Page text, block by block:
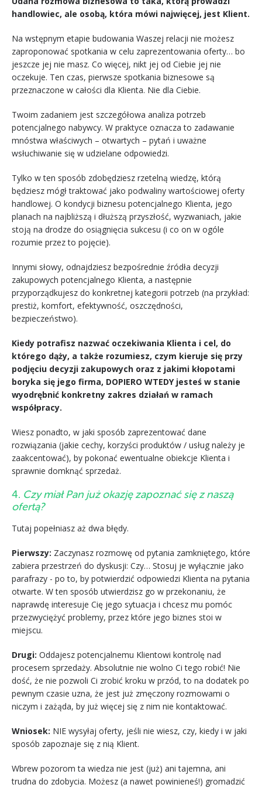
handlowiec, ale osobą, która mówi najwięcej, jest Klient.
Na wstępnym etapie budowania Waszej relacji nie możesz
zaproponować spotkania w celu zaprezentowania oferty… bo
jeszcze jej nie masz. Co więcej, nikt jej od Ciebie jej nie
oczekuje. Ten czas, pierwsze spotkania biznesowe są
przeznaczone w całości dla Klienta. Nie dla Ciebie.
Twoim zadaniem jest szczegółowa analiza potrzeb
potencjalnego nabywcy. W praktyce oznacza to zadawanie
mnóstwa właściwych – otwartych – pytań i uważne
wsłuchiwanie się w udzielane odpowiedzi.
Tylko w ten sposób zdobędziesz rzetelną wiedzę, którą
będziesz mógł traktować jako podwaliny wartościowej oferty
handlowej. O kondycji biznesu potencjalnego Klienta, jego
planach na najbliższą i dłuższą przyszłość, wyzwaniach, jakie
stoją na drodze do osiągnięcia sukcesu (i co on w ogóle
rozumie przez to pojęcie).
Innymi słowy, odnajdziesz bezpośrednie źródła decyzji
zakupowych potencjalnego Klienta, a następnie
przyporządkujesz do konkretnej kategorii potrzeb (na przykład:
prestiż, komfort, efektywność, oszczędności,
bezpieczeństwo).
Kiedy potrafisz nazwać oczekiwania Klienta i cel, do
którego dąży, a także rozumiesz, czym kieruje się przy
podjęciu decyzji zakupowych oraz z jakimi kłopotami
boryka się jego firma, DOPIERO WTEDY jesteś w stanie
wyodrębnić konkretny zakres działań w ramach
współpracy.
Wiesz ponadto, w jaki sposób zaprezentować dane
rozwiązania (jakie cechy, korzyści produktów / usług należy je
zaakcentować), by pokonać ewentualne obiekcje Klienta i
sprawnie domknąć sprzedaż.
4. Czy miał Pan już okazję zapoznać się z naszą
ofertą?
Tutaj popełniasz aż dwa błędy.
Pierwszy: Zaczynasz rozmowę od pytania zamkniętego, które
zabiera przestrzeń do dyskusji: Czy… Stosuj je wyłącznie jako
parafrazy - po to, by potwierdzić odpowiedzi Klienta na pytania
otwarte. W ten sposób utwierdzisz go w przekonaniu, że
naprawdę interesuje Cię jego sytuacja i chcesz mu pomóc
przezwyciężyć problemy, przez które jego biznes stoi w
miejscu.
Drugi: Oddajesz potencjalnemu Klientowi kontrolę nad
procesem sprzedaży. Absolutnie nie wolno Ci tego robić! Nie
dość, że nie pozwoli Ci zrobić kroku w przód, to na dodatek po
pewnym czasie uzna, że jest już zmęczony rozmowami o
niczym i zażąda, by już więcej się z nim nie kontaktować.
Wniosek: NIE wysyłaj oferty, jeśli nie wiesz, czy, kiedy i w jaki
sposób zapoznaje się z nią Klient.
Wbrew pozorom ta wiedza nie jest (już) ani tajemna, ani
trudna do zdobycia. Możesz (a nawet powinieneś!) gromadzić